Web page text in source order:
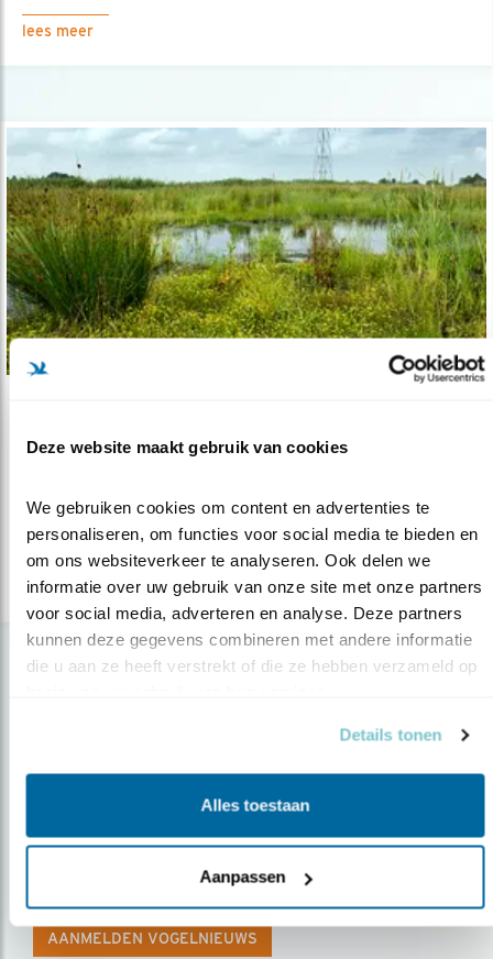
Deze website maakt gebruik van cookies
We gebruiken cookies om content en advertenties te
personaliseren, om functies voor social media te bieden en
om ons websiteverkeer te analyseren. Ook delen we
informatie over uw gebruik van onze site met onze partners
voor social media, adverteren en analyse. Deze partners
kunnen deze gegevens combineren met andere informatie
die u aan ze heeft verstrekt of die ze hebben verzameld op
Details tonen
Alles toestaan
Aanpassen
lees meer
Redding weidevogels Onnerpolder
een weidevogelgebied.
lees meer
Op de hoogte blijven?
Meld je aan en ontvang nieuws, inspiratie, acties en tips
AANMELDEN VOGELNIEUWS